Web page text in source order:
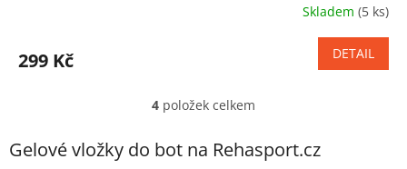
je
Skladem(5 ks)
299 Kč DETAIL
O
l
4 položek celkem
Gelové vložky do bot na Rehasport.cz